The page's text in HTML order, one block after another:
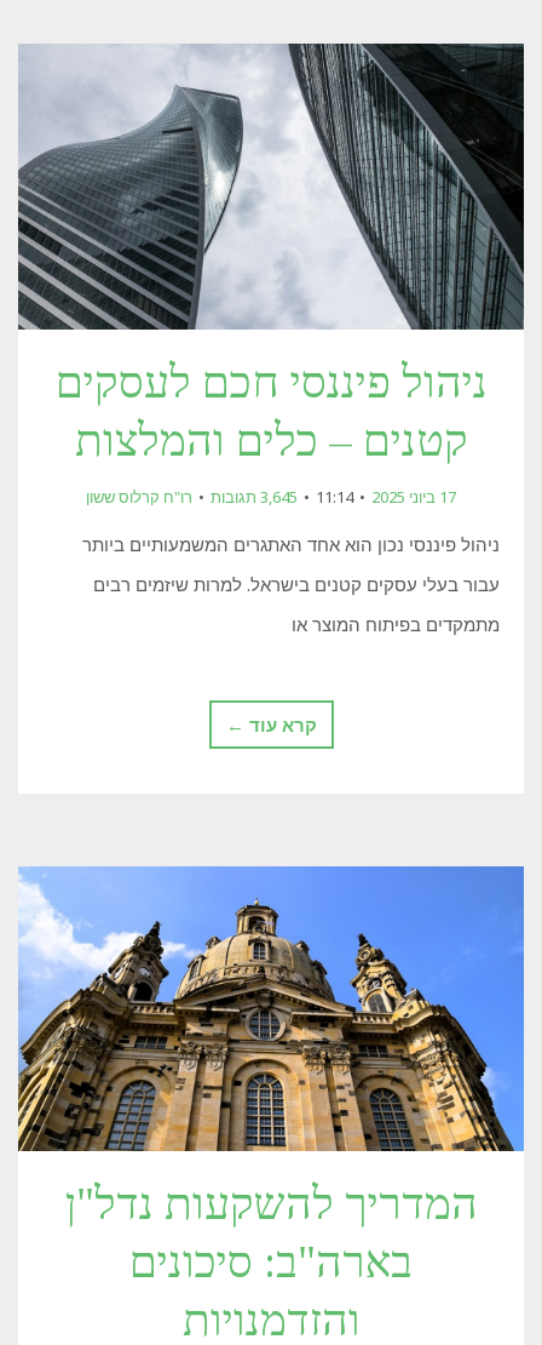
ניהול פיננסי חכם לעסקים
קטנים – כלים והמלצות
17 ביוני 2025 11:14 3,645 תגובות רו"ח קרלוס ששון
ניהול פיננסי נכון הוא אחד האתגרים המשמעותיים ביותר
עבור בעלי עסקים קטנים בישראל. למרות שיזמים רבים
מתמקדים בפיתוח המוצר או
קרא עוד ←
המדריך להשקעות נדל"ן
בארה"ב: סיכונים
והזדמנויות